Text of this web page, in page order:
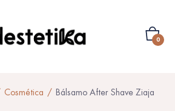
0
Cosmética Bálsamo After Shave Ziaja